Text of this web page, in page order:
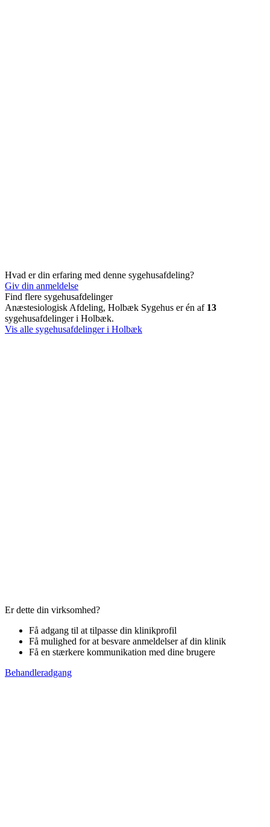
Hvad er din erfaring med denne sygehusafdeling?
Giv din anmeldelse
Find flere sygehusafdelinger
Anæstesiologisk Afdeling, Holbæk Sygehus er én af 13
sygehusafdelinger i Holbæk.
Vis alle sygehusafdelinger i Holbæk
Er dette din virksomhed?
Få adgang til at tilpasse din klinikprofil
Få mulighed for at besvare anmeldelser af din klinik
Få en stærkere kommunikation med dine brugere
Behandleradgang